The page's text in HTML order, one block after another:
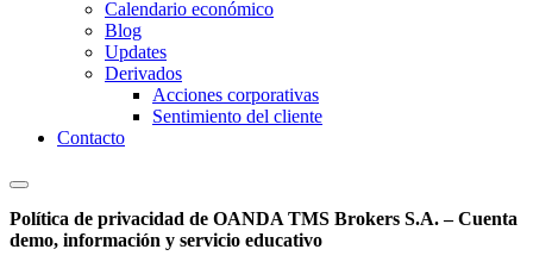
Calendario económico
Blog
Updates
Derivados
Acciones corporativas
Sentimiento del cliente
Contacto
Política de privacidad de OANDA TMS Brokers S.A. – Cuenta
demo, información y servicio educativo